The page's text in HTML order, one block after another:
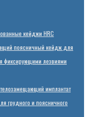
кейджи HRC
поясничный кейдж для
фиксирующими лезвиями
имплантат
грудного и поясничного